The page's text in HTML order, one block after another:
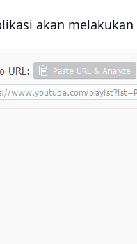
akan